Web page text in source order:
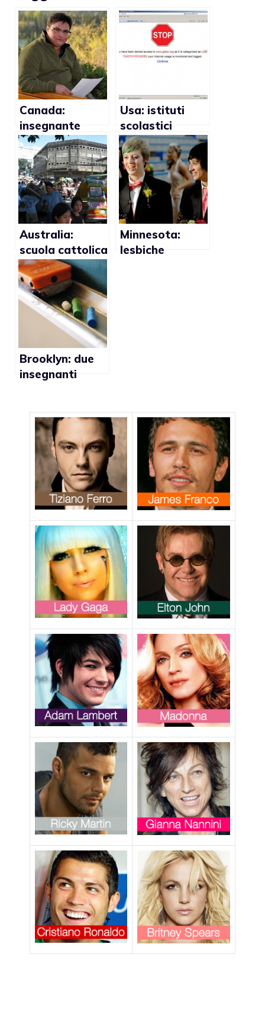
Canada:
insegnante
licenziato
perché trans
Usa: istituti
scolastici
censurano siti
gay
Australia:
scuola cattolica
prenota
accidentalment
e un seminario
per curare i gay
Minnesota:
lesbiche
Brooklyn: due
insegnanti